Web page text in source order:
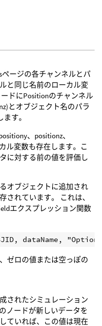
ページの各チャンネルとパ
と同じ名前のローカル変
ドにPositionのチャンネル
とオブジェクト名のパラ
す。
、positionz、
ル変数も存在します。こ
に対する前の値を評価し
オブジェクトに追加され
されています。 これは、
エクスプレッション関数
ゼロの値または空っぽの
されたシミュレーション
ノードが新しいデータを
ていれば、この値は現在